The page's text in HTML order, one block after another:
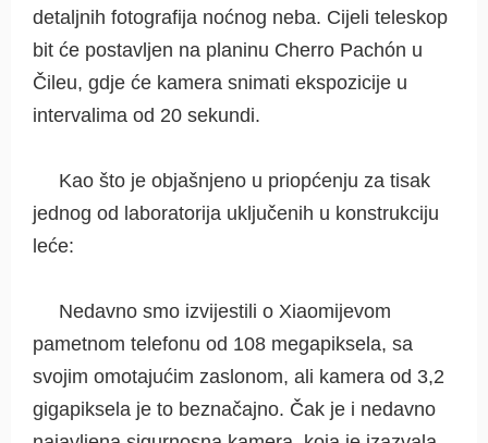
detaljnih fotografija noćnog neba. Cijeli teleskop
bit će postavljen na planinu Cherro Pachón u
Čileu, gdje će kamera snimati ekspozicije u
intervalima od 20 sekundi.
Kao što je objašnjeno u priopćenju za tisak
jednog od laboratorija uključenih u konstrukciju
leće:
Nedavno smo izvijestili o Xiaomijevom
pametnom telefonu od 108 megapiksela, sa
svojim omotajućim zaslonom, ali kamera od 3,2
gigapiksela je to beznačajno. Čak je i nedavno